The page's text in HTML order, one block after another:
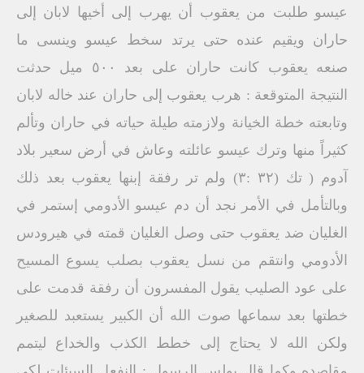
عيسو طلبت من يعقوب أن يهرب إلى أخيها لابان إلى
حاران ويقيم عنده حتى يرتد سخط عيسو وينسى ما
صنعه يعقوب كانت حاران على بعد ٥٠٠ ميل حدثت
النتيجة المتوقعة : هرب يعقوب إلى حاران عند خاله لابان
وتابعته خطة الخيانة ولازمته طيلة حياته في حاران وتألم
كثيراً منها وترك عيسو عائلته وعاش في أرض سعير بلاد
آدوم ( تك (۳۲ :۳) ولم تر رفقة إبنها يعقوب بعد ذلك
وبالتأمل في الأمر نجد أن دم عيسو الأدومي إستمر في
الغليان ضد يعقوب حتى وصل الغليان قمته في هيرودس
الأدومي وانتقم من نسل يعقوب بصلب يسوع المسيح
على عود الصليب يقول المفسرون أن رفقة قدمت على
خطتها بعد سماعها صوت الله أن الكبير يستعبد للصغير
ولكن الله لا يحتاج إلى خطط الكذب والخداع ليتمم